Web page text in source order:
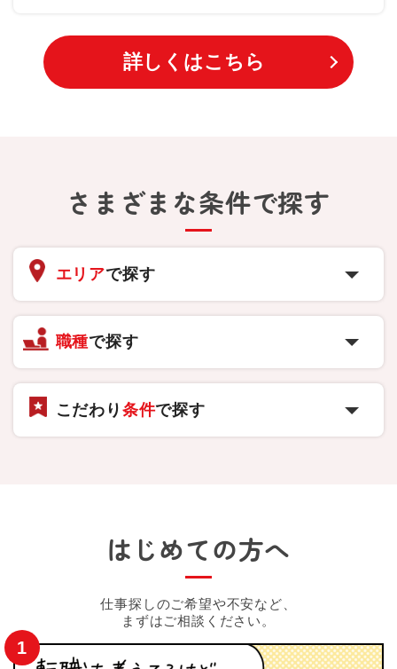
詳しくはこちら
さまざまな条件で探す
エリアで探す
職種で探す
こだわり 条件で探す
はじめての方へ
仕事探しのご希望や不安など、
まずはご相談ください。
1